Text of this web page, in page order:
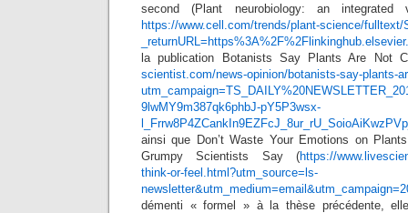
second (Plant neurobiology: an
https://www.cell.com/trends/plant-science/fulltext/
la publication Botanists Say Plants Are Not
scientist.com/news-opinion/botanists-say-plants-
9lwMY9m387qk6phbJ-pY5P3wsx-
ainsi que Don’t Waste Your Emotions on
Grumpy Scientists Say (https://
think-or-feel.html?utm_source=ls-
démenti « formel » à la thèse précédente,